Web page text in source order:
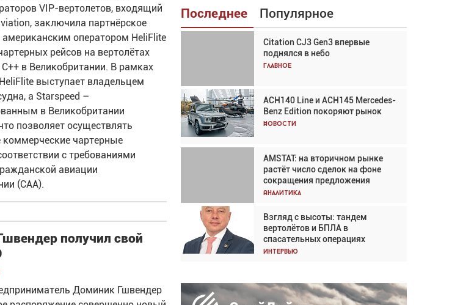
VIP-вертолетов, входящий
заключила партнёрское
американским оператором HeliFlite
рейсов на вертолётах
в Великобритании. В рамках
выступает владельцем
а Starspeed –
в Великобритании
позволяет осуществлять
чартерные
с требованиями
авиации
(CAA).
получил свой
Доминик Гшвендер
Последнее Популярное
Citation CJ3 Gen3 впервые
поднялся в небо
Главное
ACH140 Line и ACH145 Mercedes-
Benz Edition покоряют рынок
Новости
AMSTAT: на вторичном рынке
растёт число сделок на фоне
сокращения предложения
Аналитика
Взгляд с высоты: тандем
вертолётов и БПЛА в
спасательных операциях
Интервью
Взгляд с высоты: тандем
вертолётов и БПЛА в
спасательных операциях
Авиационный фотограф Дэйв
Кох: «Фотография говорит сама
за себя... а ИИ всё портит»
AMSTAT: на вторичном рынке
растёт число сделок на фоне
сокращения предложения
Аналитика
Частный самолёт – это актив.
Подходите к покупке
соответствующим образом
Интервью